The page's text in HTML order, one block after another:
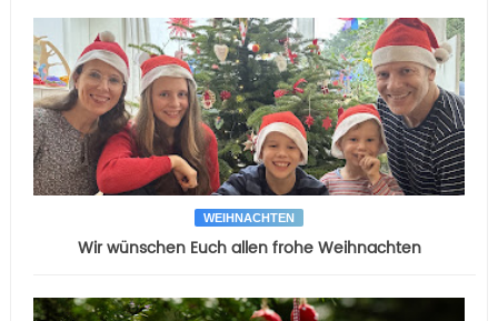
WEIHNACHTEN
Wir wünschen Euch allen frohe Weihnachten